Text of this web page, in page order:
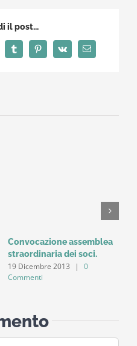
il post...
TumblrPinterest
Vk Email
Convocazione assemblea
straordinaria dei soci.
19 Dicembre 2013 |
0
Commenti